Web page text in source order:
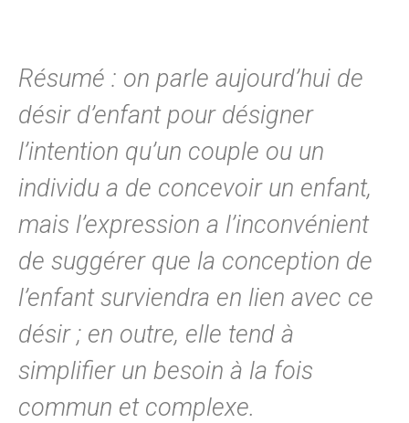
Résumé : on parle aujourd’hui de
désir d’enfant pour désigner
l’intention qu’un couple ou un
individu a de concevoir un enfant,
mais l’expression a l’inconvénient
de suggérer que la conception de
l’enfant surviendra en lien avec ce
désir ; en outre, elle tend à
simplifier un besoin à la fois
commun et complexe.